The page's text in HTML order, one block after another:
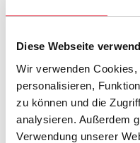
Diese Webseite
Wir verwenden
personalisieren,
zu können und die
analysieren. Außerdem
Verwendung unserer
Hartfaserplatten o. Ä.) und
Gebinde